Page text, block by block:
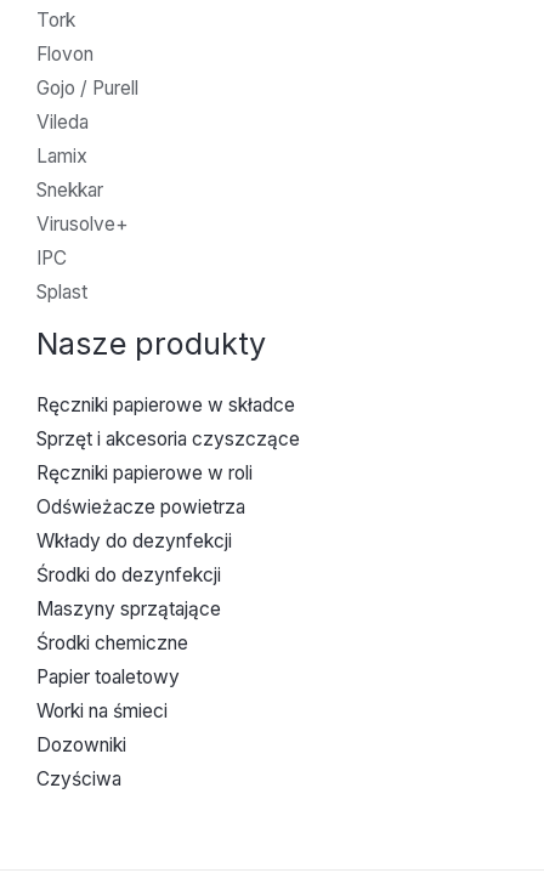
Tork
Flovon
Gojo / Purell
Vileda
Lamix
Snekkar
Virusolve+
IPC
Splast
Nasze produkty
Ręczniki papierowe w składce
Sprzęt i akcesoria czyszczące
Ręczniki papierowe w roli
Odświeżacze powietrza
Wkłady do dezynfekcji
Środki do dezynfekcji
Maszyny sprzątające
Środki chemiczne
Papier toaletowy
Worki na śmieci
Dozowniki
Czyściwa